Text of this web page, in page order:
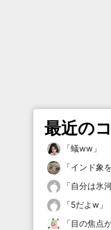
最近の
「蟻ww 」
「インド象
「自分は氷
「5だよw 」
「目の焦点